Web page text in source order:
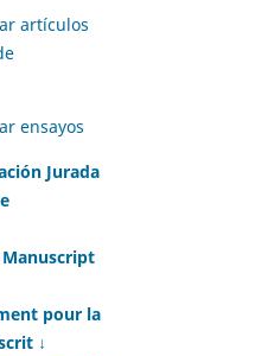
artículos
ensayos
Jurada
pour la
↓